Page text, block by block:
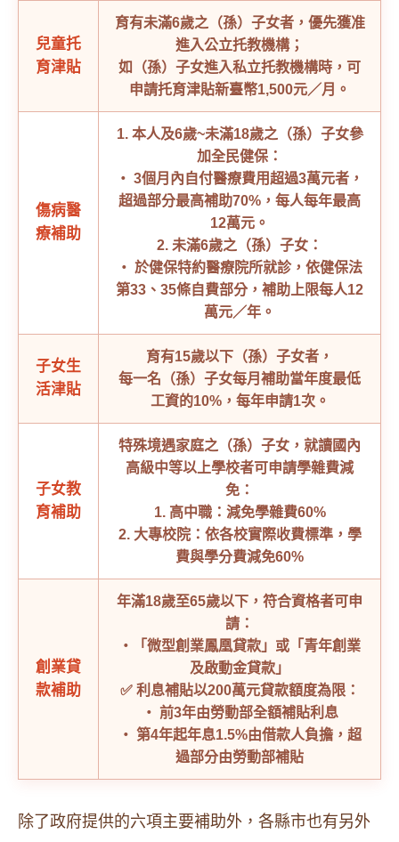
兒童托
育津貼
育有未滿6歲之（孫）子女者，優先獲准
進入公立托教機構；
如（孫）子女進入私立托教機構時，可
申請托育津貼新臺幣1,500元／月。
傷病醫
療補助
1. 本人及6歲~未滿18歲之（孫）子女參
加全民健保：
‧ 3個月內自付醫療費用超過3萬元者，
超過部分最高補助70%，每人每年最高
12萬元。
2. 未滿6歲之（孫）子女：
‧ 於健保特約醫療院所就診，依健保法
第33、35條自費部分，補助上限每人12
萬元／年。
子女生
活津貼
育有15歲以下（孫）子女者，
每一名（孫）子女每月補助當年度最低
工資的10%，每年申請1次。
子女教
育補助
特殊境遇家庭之（孫）子女，就讀國內
高級中等以上學校者可申請學雜費減
免：
1. 高中職：減免學雜費60%
2. 大專校院：依各校實際收費標準，學
費與學分費減免60%
創業貸
款補助
年滿18歲至65歲以下，符合資格者可申
請：
‧「微型創業鳳凰貸款」或「青年創業
及啟動金貸款」
✅ 利息補貼以200萬元貸款額度為限：
‧ 前3年由勞動部全額補貼利息
‧ 第4年起年息1.5%由借款人負擔，超
過部分由勞動部補貼
除了政府提供的六項主要補助外，各縣市也有另外